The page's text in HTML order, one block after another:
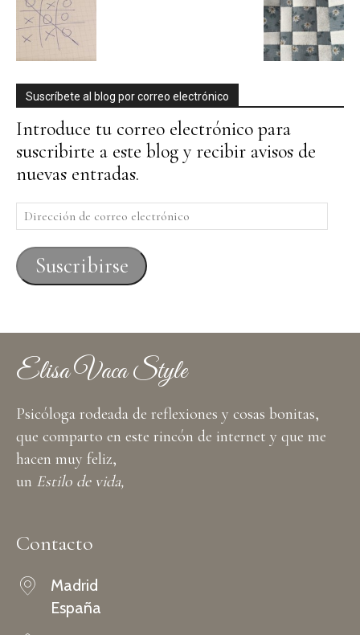
Suscríbete al blog por correo electrónico
Introduce tu correo electrónico para
suscribirte a este blog y recibir avisos de
nuevas entradas.
Dirección
de
correo
electrónico
Suscribirse
Elisa Vaca Style
Psicóloga rodeada de reflexiones y cosas bonitas,
que comparto en este rincón de internet y que me
hacen muy feliz,
un Estilo de vida,
Contacto
Madrid
España